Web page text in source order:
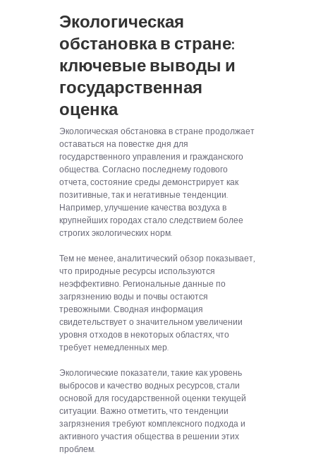
Экологическая
обстановка в стране:
ключевые выводы и
государственная
оценка
Экологическая обстановка в стране продолжает
оставаться на повестке дня для
государственного управления и гражданского
общества. Согласно последнему годового
отчета, состояние среды демонстрирует как
позитивные, так и негативные тенденции.
Например, улучшение качества воздуха в
крупнейших городах стало следствием более
строгих экологических норм.
Тем не менее, аналитический обзор показывает,
что природные ресурсы используются
неэффективно. Региональные данные по
загрязнению воды и почвы остаются
тревожными. Сводная информация
свидетельствует о значительном увеличении
уровня отходов в некоторых областях, что
требует немедленных мер.
Экологические показатели, такие как уровень
выбросов и качество водных ресурсов, стали
основой для государственной оценки текущей
ситуации. Важно отметить, что тенденции
загрязнения требуют комплексного подхода и
активного участия общества в решении этих
проблем.